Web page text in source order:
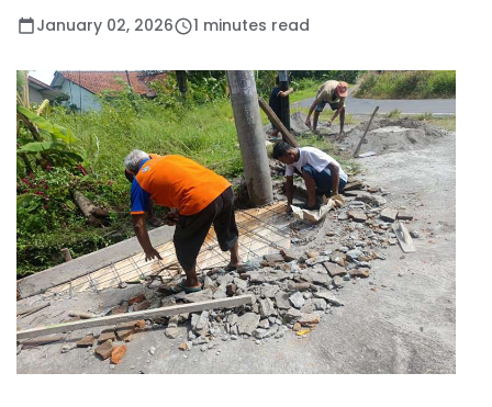
January 02, 2026 1 minutes read